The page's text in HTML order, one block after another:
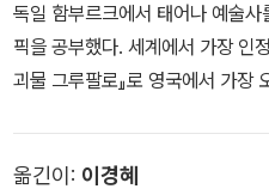
독일 함부르크에서 태어나 예술
픽을 공부했다. 세계에서 가장 인
괴물 그루팔로』로 영국에서 가장
숲」 시리즈, 『멋진 거인 조지』,
옮긴이: 이경혜